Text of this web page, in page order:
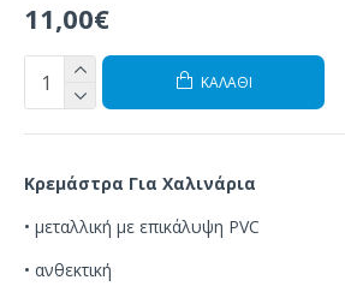
11,00€
ΚΑΛΆΘΙ
Κρεμάστρα Για Χαλινάρια
• μεταλλική με επικάλυψη PVC
• ανθεκτική